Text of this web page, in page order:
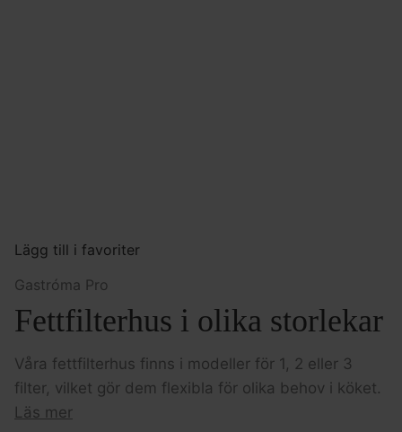
Lägg till i favoriter
Gastróma Pro
Fettfilterhus i olika storlekar
Våra fettfilterhus finns i modeller för 1, 2 eller 3
filter, vilket gör dem flexibla för olika behov i köket.
Läs mer